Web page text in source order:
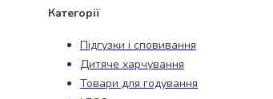
Саке
і
азійський
алкоголь
Категорії
Підгузки і сповивання
Дитяче харчування
Товари для годування